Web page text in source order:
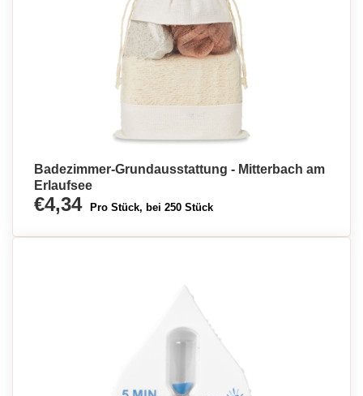
Badezimmer-Grundausstattung - Mitterbach am
Erlaufsee
€4,34 Pro Stück, bei 250 Stück